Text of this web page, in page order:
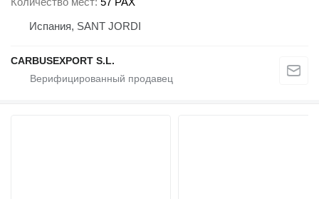
Испания, SANT JORDI
CARBUSEXPORT S.L.